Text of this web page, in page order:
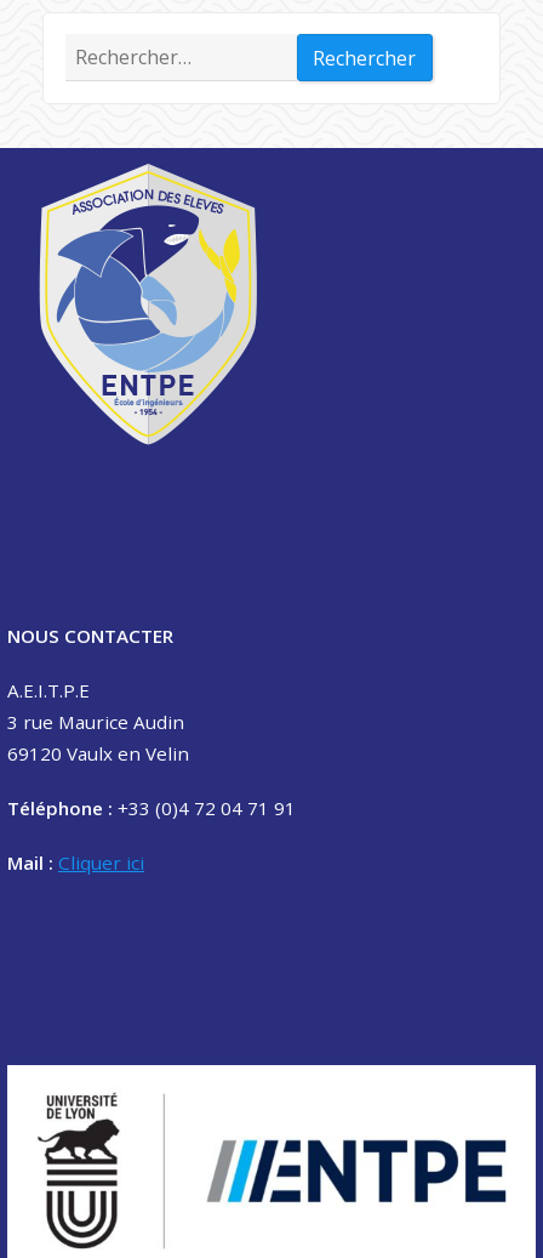
Rechercher :
NOUS CONTACTER
A.E.I.T.P.E
3 rue Maurice Audin
69120 Vaulx en Velin
Téléphone : +33 (0)4 72 04 71 91
Mail : Cliquer ici